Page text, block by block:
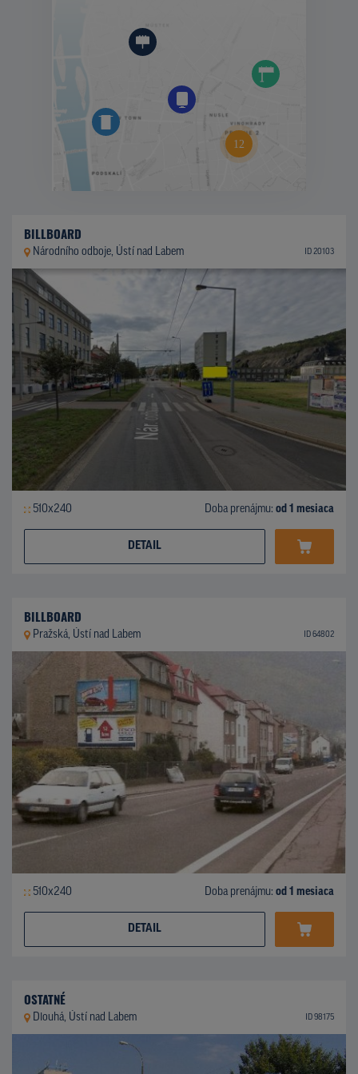
BILLBOARD
Národního odboje, Ústí nad Labem ID 20103
510x240 Doba prenájmu: od 1 mesiaca
DETAIL
BILLBOARD
Pražská, Ústí nad Labem ID 64802
510x240 Doba prenájmu: od 1 mesiaca
DETAIL
OSTATNÉ
Dlouhá, Ústí nad Labem ID 98175